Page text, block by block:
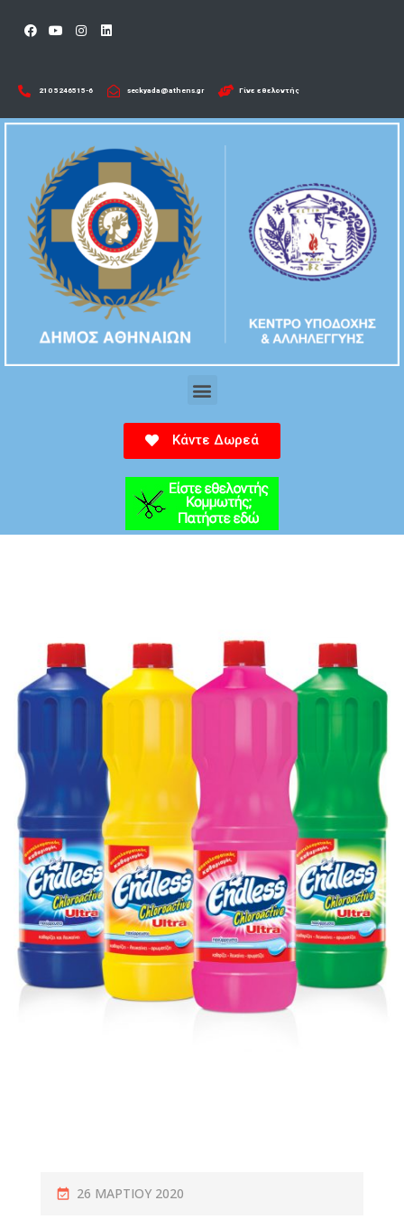
210 5246515-6​ seckyada@athens.gr Γίνε εθελοντής
Κάντε Δωρεά
26 ΜΑΡΤΊΟΥ 2020